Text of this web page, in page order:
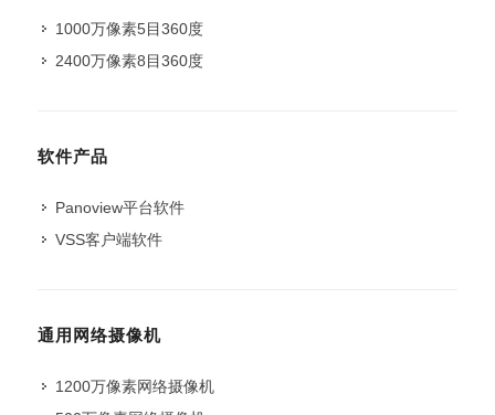
1000万像素5目360度
2400万像素8目360度
软件产品
Panoview平台软件
VSS客户端软件
通用网络摄像机
1200万像素网络摄像机